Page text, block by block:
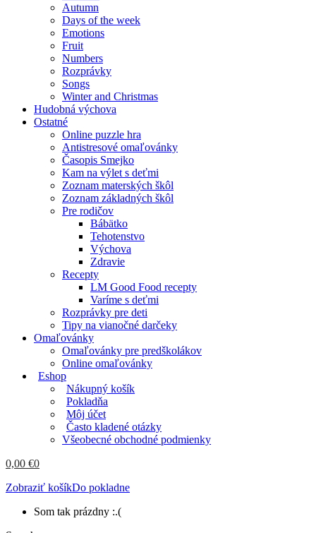
Autumn
Days of the week
Emotions
Fruit
Numbers
Rozprávky
Songs
Winter and Christmas
Hudobná výchova
Ostatné
Online puzzle hra
Antistresové omaľovánky
Časopis Smejko
Kam na výlet s deťmi
Zoznam materských škôl
Zoznam základných škôl
Pre rodičov
Bábätko
Tehotenstvo
Výchova
Zdravie
Recepty
LM Good Food recepty
Varíme s deťmi
Rozprávky pre deti
Tipy na vianočné darčeky
Omaľovánky
Omaľovánky pre predškolákov
Online omaľovánky
Eshop
Nákupný košík
Pokladňa
Môj účet
Často kladené otázky
Všeobecné obchodné podmienky
0,00 €0
Zobraziť košíkDo pokladne
Som tak prázdny :.(